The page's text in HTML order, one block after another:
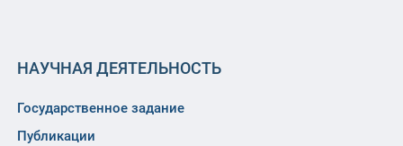
НАУЧНАЯ ДЕЯТЕЛЬНОСТЬ
Государственное задание
Публикации